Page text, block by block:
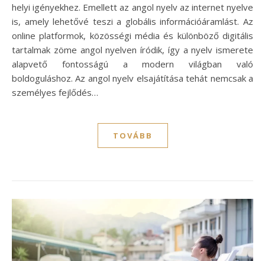
helyi igényekhez. Emellett az angol nyelv az internet nyelve
is, amely lehetővé teszi a globális információáramlást. Az
online platformok, közösségi média és különböző digitális
tartalmak zöme angol nyelven íródik, így a nyelv ismerete
alapvető fontosságú a modern világban való
boldoguláshoz. Az angol nyelv elsajátítása tehát nemcsak a
személyes fejlődés…
TOVÁBB